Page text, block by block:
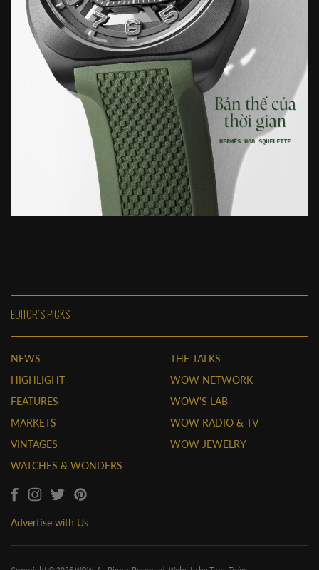
EDITOR'S PICKS
NEWS
HIGHLIGHT
FEATURES
MARKETS
VINTAGES
WATCHES & WONDERS
THE TALKS
WOW NETWORK
WOW'S LAB
WOW RADIO & TV
WOW JEWELRY
Advertise with Us